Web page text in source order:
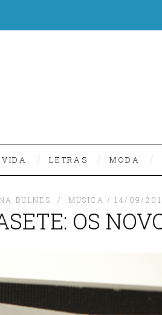
LETRAS MODA
BULNES MÚSICA 14/09/
OS